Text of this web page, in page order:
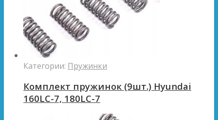
Категории: Пружинки
Комплект пружинок (9шт.) Hyundai
160LC-7, 180LC-7